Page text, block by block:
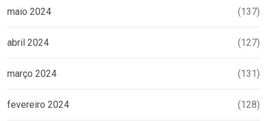
maio 2024 (137)
abril 2024 (127)
março 2024 (131)
fevereiro 2024 (128)